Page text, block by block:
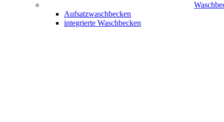
Aufsatzwaschbecken
integrierte Waschbecken